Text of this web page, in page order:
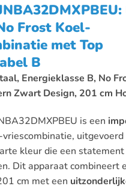
Frost Koel-
met Top
B
Energieklasse B, No
Zwart Design, 201 cm
is een
uitgevoerd
kleur die een
Dit apparaat combineert
cm met een